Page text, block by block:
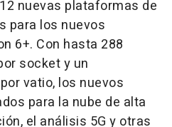
nuevas plataformas de
para los nuevos
6+. Con hasta 288
socket y un
vatio, los nuevos
para la nube de alta
el análisis 5G y otras